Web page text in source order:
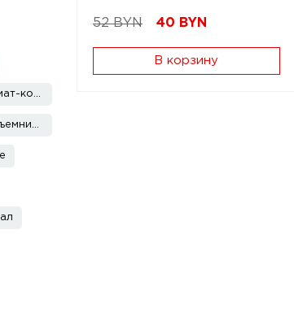
52 BYN 40 BYN
В корзину